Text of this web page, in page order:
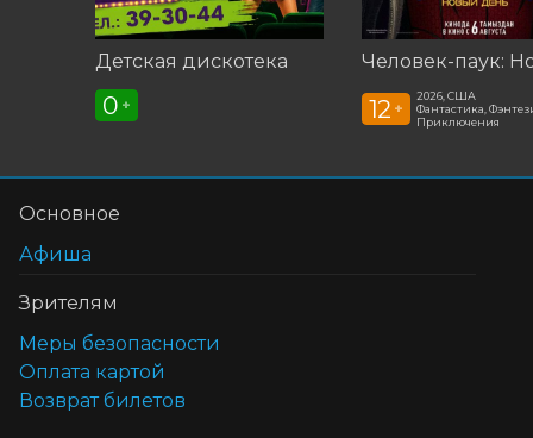
Детская дискотека
0 + 12 +
2026, США
Фантастика,
Приключения
Основное
Афиша
Зрителям
Меры безопасности
Оплата картой
Возврат билетов